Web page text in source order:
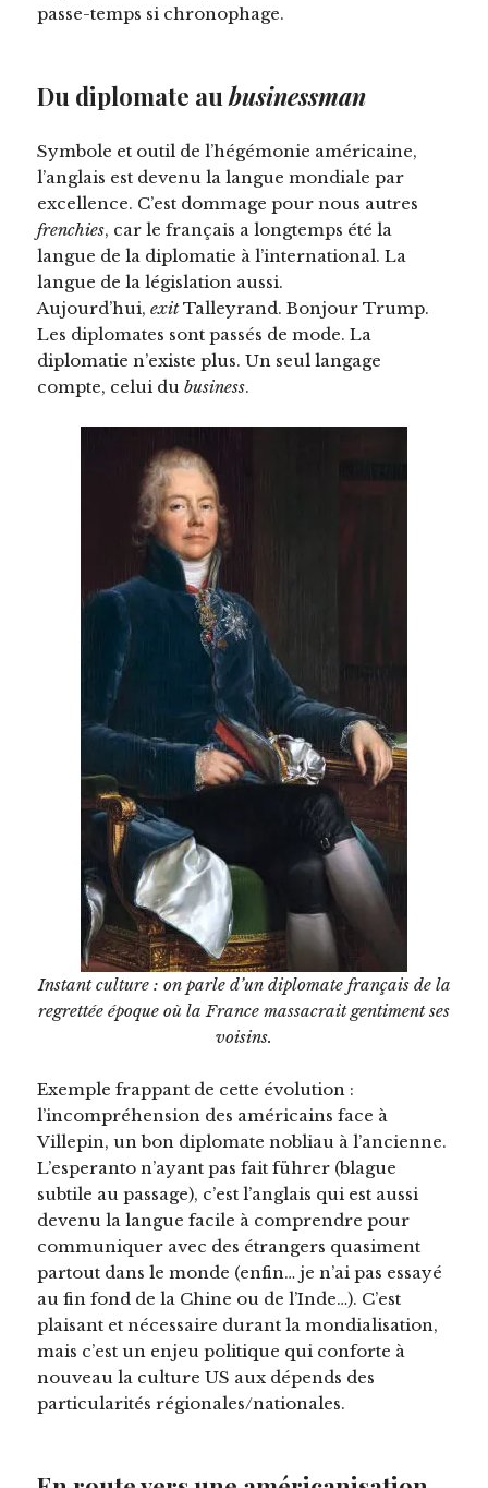
passe-temps si chronophage.
Du diplomate aubusinessman
Symbole et outil de l’hégémonie américaine,
l’anglais est devenu la langue mondiale par
excellence. C’est dommage pour nous autres
frenchies, car le français a longtemps été la
langue de la diplomatie à l’international. La
langue de la législation aussi.
Aujourd’hui,exitTalleyrand. Bonjour Trump.
Les diplomates sont passés de mode. La
diplomatie n’existe plus. Un seul langage
compte, celui dubusiness.
Instant culture : on parle d’un diplomate français de la
regrettée époque où la France massacrait gentiment ses
voisins.
Exemple frappant de cette évolution :
l’incompréhension des américains face à
Villepin, un bon diplomate nobliau à l’ancienne.
L’esperanto n’ayant pas fait führer (blague
subtile au passage), c’est l’anglais qui est aussi
devenu la langue facile à comprendre pour
communiquer avec des étrangers quasiment
partout dans le monde (enfin… je n’ai pas essayé
au fin fond de la Chine ou de l’Inde…). C’est
plaisant et nécessaire durant la mondialisation,
mais c’est un enjeu politique qui conforte à
nouveau la culture US aux dépends des
particularités régionales/nationales.